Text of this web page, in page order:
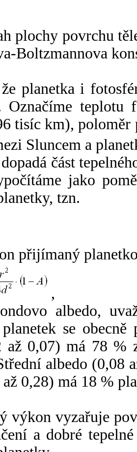
plochy povrchu
Boltzmannova
že planetka i
Označíme
tisíc km),
Sluncem a
část
jako
tzn.
přijímaný
,
albedo,
se
až 0,07) má 78 %
albedo (0,08
0,28) má 18 %
výkon vyzařuje
a dobré